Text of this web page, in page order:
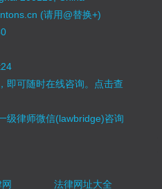
(请用@替换+)
即可随时在线咨询。 点击查
级律师微信(lawbridge)咨询
网
法律网址大全